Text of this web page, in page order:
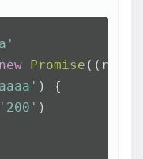
new Promise ( (
) {
'200' )